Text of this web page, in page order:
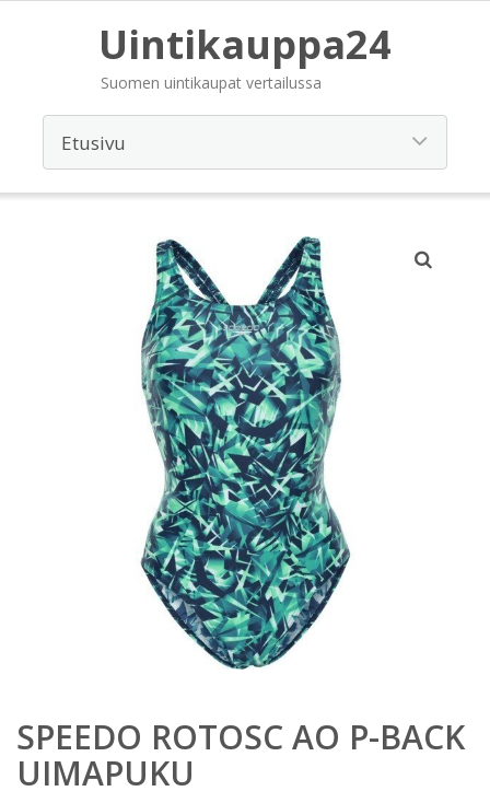
Uintikauppa24
Suomen uintikaupat vertailussa
SPEEDO ROTOSC AO P-BACK
UIMAPUKU